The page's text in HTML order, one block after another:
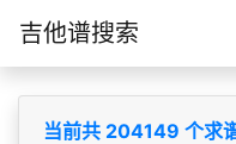
吉他谱搜索
当前共 204149 个求